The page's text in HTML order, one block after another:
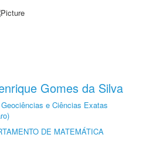
Gomes da Silva
e Ciências Exatas
DE MATEMÁTICA